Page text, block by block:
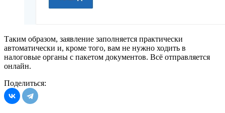
Таким образом, заявление заполняется практически
автоматически и, кроме того, вам не нужно ходить в
налоговые органы с пакетом документов. Всё отправляется
онлайн.
Поделиться: